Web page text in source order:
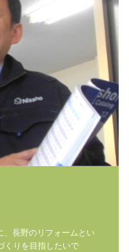
、長野のリフォームとい
くりを目指したいで